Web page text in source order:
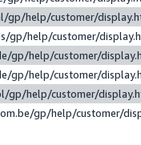
gp/help/customer/
gp/help/customer/
gp/help/customer/
gp/help/customer/
gp/help/customer/
gp/help/customer/